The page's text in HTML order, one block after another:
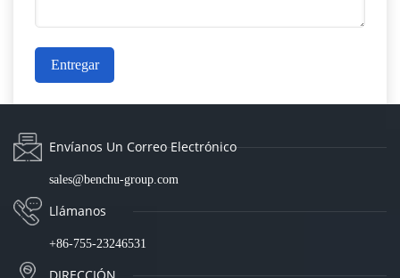
Entregar
Envíanos Un Correo Electrónico
sales@benchu-group.com
Llámanos
+86-755-23246531